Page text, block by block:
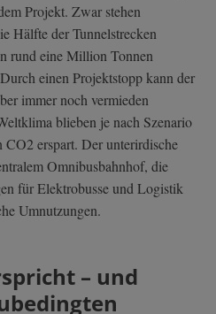
Projekt. Zwar stehen
Hälfte der Tunnelstrecken
rund eine Million Tonnen
einen Projektstopp kann der
immer noch vermieden
blieben je nach Szenario
erspart. Der unterirdische
Omnibusbahnhof, die
für Elektrobusse und Logistik
Umnutzungen.
– und